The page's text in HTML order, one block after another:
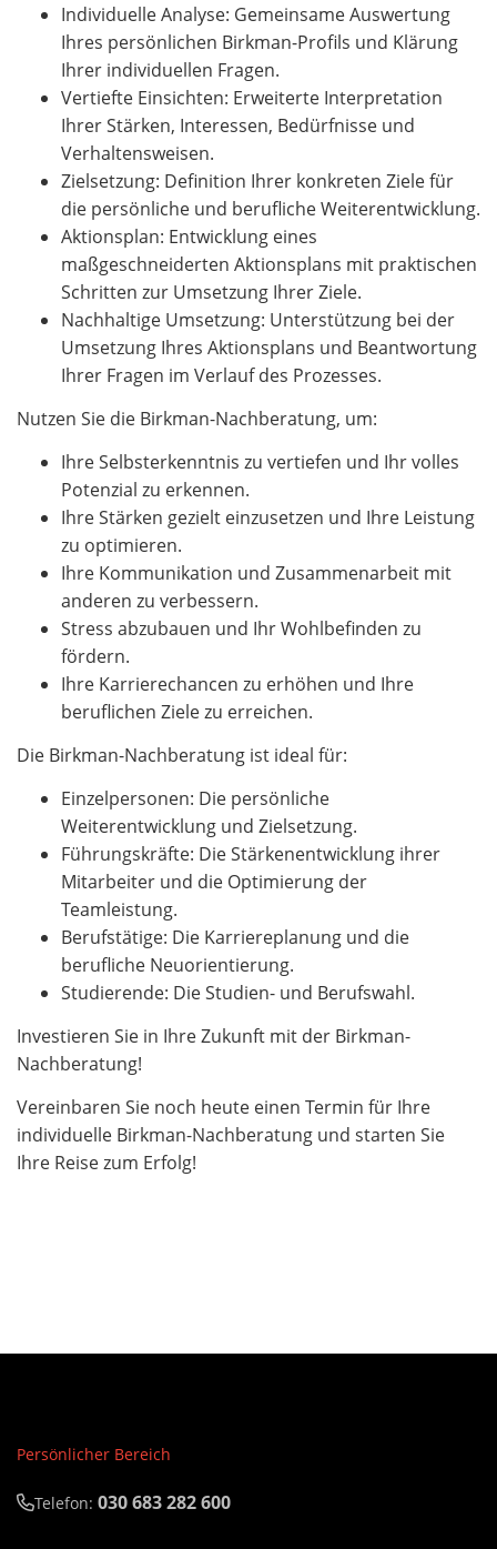
Individuelle Analyse: Gemeinsame Auswertung
Ihres persönlichen Birkman-Profils und Klärung
Ihrer individuellen Fragen.
Vertiefte Einsichten: Erweiterte Interpretation
Ihrer Stärken, Interessen, Bedürfnisse und
Verhaltensweisen.
Zielsetzung: Definition Ihrer konkreten Ziele für
die persönliche und berufliche Weiterentwicklung.
Aktionsplan: Entwicklung eines
maßgeschneiderten Aktionsplans mit praktischen
Schritten zur Umsetzung Ihrer Ziele.
Nachhaltige Umsetzung: Unterstützung bei der
Umsetzung Ihres Aktionsplans und Beantwortung
Ihrer Fragen im Verlauf des Prozesses.
Nutzen Sie die Birkman-Nachberatung, um:
Ihre Selbsterkenntnis zu vertiefen und Ihr volles
Potenzial zu erkennen.
Ihre Stärken gezielt einzusetzen und Ihre Leistung
zu optimieren.
Ihre Kommunikation und Zusammenarbeit mit
anderen zu verbessern.
Stress abzubauen und Ihr Wohlbefinden zu
fördern.
Ihre Karrierechancen zu erhöhen und Ihre
beruflichen Ziele zu erreichen.
Die Birkman-Nachberatung ist ideal für:
Einzelpersonen: Die persönliche
Weiterentwicklung und Zielsetzung.
Führungskräfte: Die Stärkenentwicklung ihrer
Mitarbeiter und die Optimierung der
Teamleistung.
Berufstätige: Die Karriereplanung und die
berufliche Neuorientierung.
Studierende: Die Studien- und Berufswahl.
Investieren Sie in Ihre Zukunft mit der Birkman-
Nachberatung!
Vereinbaren Sie noch heute einen Termin für Ihre
individuelle Birkman-Nachberatung und starten Sie
Ihre Reise zum Erfolg!
Persönlicher Bereich
Telefon: 030 683 282 600